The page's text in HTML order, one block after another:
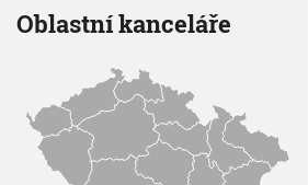
Oblastní kanceláře